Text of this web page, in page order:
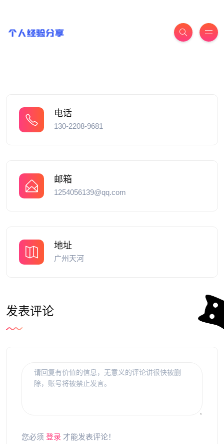
电话
130-2208-9681
邮箱
1254056139@qq.com
地址
广州天河
发表评论
您必须 登录 才能发表评论！